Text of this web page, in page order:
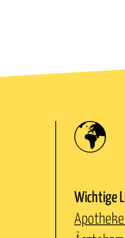
Wichtige